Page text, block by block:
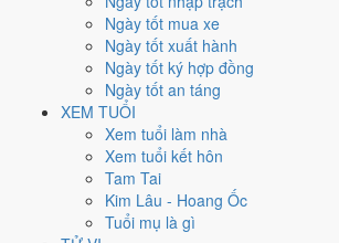
Ngày tốt mua xe
Ngày tốt xuất hành
Ngày tốt ký hợp đồng
Ngày tốt an táng
XEM TUỔI
Xem tuổi làm nhà
Xem tuổi kết hôn
Tam Tai
Kim Lâu - Hoang Ốc
Tuổi mụ là gì
Tháng 6 âm năm 2026
Tiết Đại Thử
Giáp Tý
Bính Ngọ